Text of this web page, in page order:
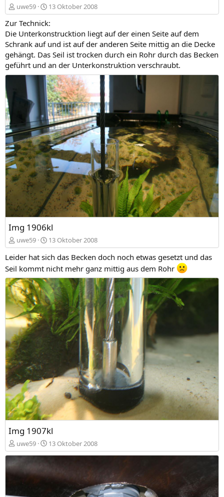
uwe59 13 Oktober 2008
Zur Technick:
Die Unterkonstrucktion liegt auf der einen Seite auf dem
Schrank auf und ist auf der anderen Seite mittig an die Decke
gehängt. Das Seil ist trocken durch ein Rohr durch das Becken
geführt und an der Unterkonstruktion verschraubt.
Img 1906kl
uwe59 13 Oktober 2008
Leider hat sich das Becken doch noch etwas gesetzt und das
Seil kommt nicht mehr ganz mittig aus dem Rohr
Img 1907kl
uwe59 13 Oktober 2008